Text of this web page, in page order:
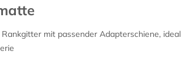
mit passender Adapterschiene, ideal